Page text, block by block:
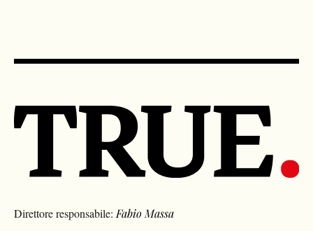
Direttore responsabile: Fabio Massa